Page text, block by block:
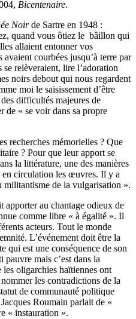
Bicentenaire.
Noirde Sartre en 1948 :
quand vous ôtiez le bâillon qui
allaient entonner vos
avaient courbées jusqu’à terre par
relèveraient, lire l’adoration
noirs debout qui nous regardent
moi le saisissement d’être
difficultés majeures de
de « se voir dans sa propre
recherches mémorielles ? Que
? Pour que leur apport se
la littérature, une des manières
en circulation les œuvres. Il y a
militantisme de la vulgarisation ».
apporter au chantage odieux de
comme libre « à égalité ». Il
acteurs. Tout le monde
L’événement doit être la
qui est une conséquence de son
mais c’est dans la
oligarchies haïtiennes ont
les contradictions de la
de communauté politique
Roumain parlait de «
« instauration ».